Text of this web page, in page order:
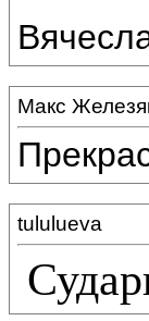
Макс
tululueva